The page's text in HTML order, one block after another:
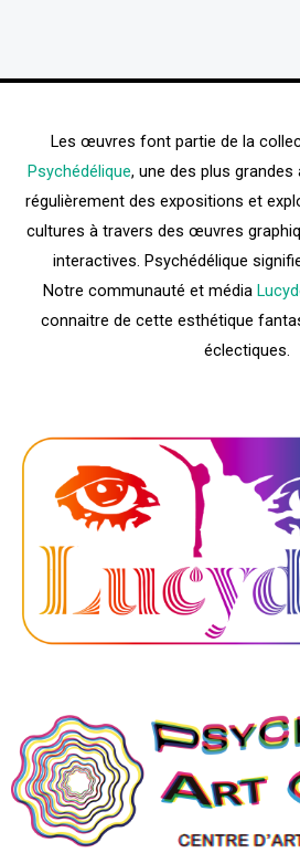
Les œuvres font partie de la
Psychédélique, une des plus
régulièrement des expositions et
cultures à travers des œuvres
interactives. Psychédélique
Notre communauté et média
connaitre de cette esthétique
éclectiques.